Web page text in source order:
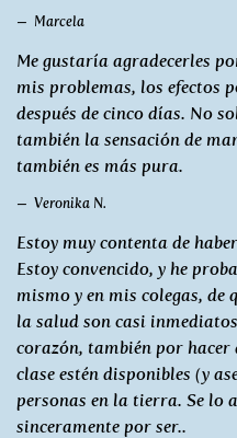
Marcela
Me gustaría agradecerles
mis problemas, los efectos
después de cinco días. No
también la sensación de
también es más pura.
Veronika N.
Estoy muy contenta de
Estoy convencido, y he
mismo y en mis colegas, de
la salud son casi
corazón, también por
clase estén disponibles (y
personas en la tierra. Se lo
sinceramente por ser..